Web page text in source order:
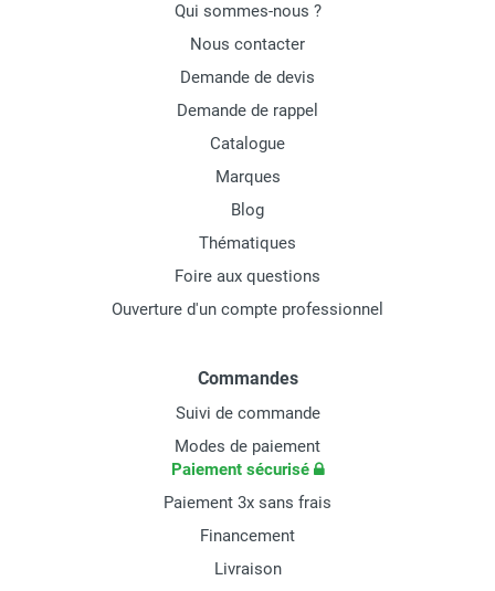
Qui sommes-nous ?
Nous contacter
Demande de devis
Demande de rappel
Catalogue
Marques
Blog
Thématiques
Foire aux questions
Ouverture d'un compte professionnel
Commandes
Suivi de commande
Modes de paiement
Paiement sécurisé
Paiement 3x sans frais
Financement
Livraison